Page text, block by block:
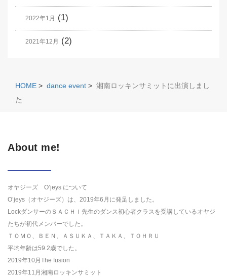
2022年1月 (1)
2021年12月 (2)
HOME > dance event > 湘南ロッキンサミットに出演しまし
た
About me!
オヤジーズ O’jeys について
O’jeys（オヤジーズ）は、2019年6月に発足しました。
LockダンサーのＳＡＣＨＩ先生のダンス初心者クラスを受講しているオヤジ
たちが初代メンバーでした。
ＴＯＭＯ、ＢＥＮ、ＡＳＵＫＡ、ＴＡＫＡ、ＴＯＨＲＵ
平均年齢は59.2歳でした。
2019年10月The fusion
2019年11月湘南ロッキンサミット